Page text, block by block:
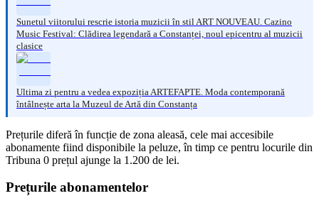
Sunetul viitorului rescrie istoria muzicii în stil ART NOUVEAU. Cazino
Music Festival: Clădirea legendară a Constanței, noul epicentru al muzicii
clasice
Ultima zi pentru a vedea expoziția ARTEFAPTE. Moda contemporană
întâlnește arta la Muzeul de Artă din Constanța
Prețurile diferă în funcție de zona aleasă, cele mai accesibile
abonamente fiind disponibile la peluze, în timp ce pentru locurile din
Tribuna 0 prețul ajunge la 1.200 de lei.
Prețurile abonamentelor